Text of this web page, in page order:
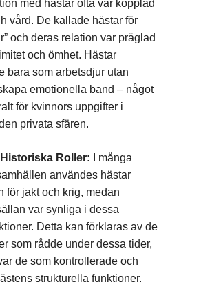
med hästar ofta var kopplad
vård. De kallade hästar för
och deras relation var präglad
och ömhet. Hästar
bara som arbetsdjur utan
emotionella band – något
för kvinnors uppgifter i
privata sfären.
Roller: I många
användes hästar
för jakt och krig, medan
var synliga i dessa
Detta kan förklaras av de
som rådde under dessa tider,
de som kontrollerade och
strukturella funktioner.